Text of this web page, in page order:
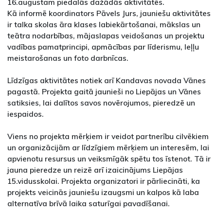
16.augustam piedalās dažādās aktivitātēs.
Kā informē koordinators Pāvels Jurs, jauniešu aktivitātes
ir talka skolas āra klases labiekārtošanai, mākslas un
teātra nodarbības, mājaslapas veidošanas un projektu
vadības pamatprincipi, apmācības par līderismu, leļļu
meistarošanas un foto darbnīcas.
Līdzīgas aktivitātes notiek arī Kandavas novada Vānes
pagastā. Projekta gaitā jaunieši no Liepājas un Vānes
satiksies, lai dalītos savos novērojumos, pieredzē un
iespaidos.
Viens no projekta mērķiem ir veidot partnerību cilvēkiem
un organizācijām ar līdzīgiem mērķiem un interesēm, lai
apvienotu resursus un veiksmīgāk spētu tos īstenot. Tā ir
jauna pieredze un reizē arī izaicinājums Liepājas
15.vidusskolai. Projekta organizatori ir pārliecināti, ka
projekts veicinās jauniešu izaugsmi un kalpos kā laba
alternatīva brīvā laika saturīgai pavadīšanai.